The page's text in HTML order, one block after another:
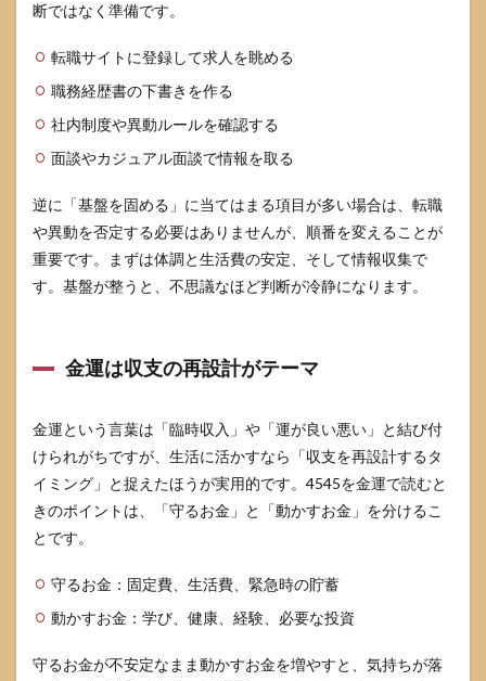
断ではなく準備です。
転職サイトに登録して求人を眺める
職務経歴書の下書きを作る
社内制度や異動ルールを確認する
面談やカジュアル面談で情報を取る
逆に「基盤を固める」に当てはまる項目が多い場合は、転職
や異動を否定する必要はありませんが、順番を変えることが
重要です。まずは体調と生活費の安定、そして情報収集で
す。基盤が整うと、不思議なほど判断が冷静になります。
金運は収支の再設計がテーマ
金運という言葉は「臨時収入」や「運が良い悪い」と結び付
けられがちですが、生活に活かすなら「収支を再設計するタ
イミング」と捉えたほうが実用的です。4545を金運で読むと
きのポイントは、「守るお金」と「動かすお金」を分けるこ
とです。
守るお金：固定費、生活費、緊急時の貯蓄
動かすお金：学び、健康、経験、必要な投資
守るお金が不安定なまま動かすお金を増やすと、気持ちが落